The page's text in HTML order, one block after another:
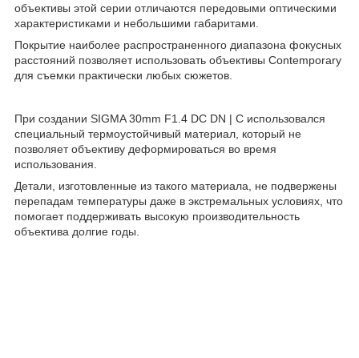
объективы этой серии отличаются передовыми оптическими
характеристиками и небольшими габаритами.
Покрытие наиболее распространенного диапазона фокусных
расстояний позволяет использовать объективы Contemporary
для съемки практически любых сюжетов.
При создании SIGMA 30mm F1.4 DC DN | C использовался
специальный термоустойчивый материал, который не
позволяет объективу деформироваться во время
использования.
Детали, изготовленные из такого материала, не подвержены
перепадам температуры даже в экстремальных условиях, что
помогает поддерживать высокую производительность
объектива долгие годы.